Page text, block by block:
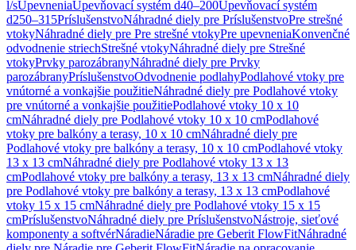
l/sUpevneniaUpevňovací systém d40–200Upevňovací systém
d250–315PríslušenstvoNáhradné diely pre PríslušenstvoPre strešné
vtokyNáhradné diely pre Pre strešné vtokyPre upevneniaKonvenčné
odvodnenie striechStrešné vtokyNáhradné diely pre Strešné
vtokyPrvky parozábranyNáhradné diely pre Prvky
parozábranyPríslušenstvoOdvodnenie podlahyPodlahové vtoky pre
vnútorné a vonkajšie použitieNáhradné diely pre Podlahové vtoky
pre vnútorné a vonkajšie použitiePodlahové vtoky 10 x 10
cmNáhradné diely pre Podlahové vtoky 10 x 10 cmPodlahové
vtoky pre balkóny a terasy, 10 x 10 cmNáhradné diely pre
Podlahové vtoky pre balkóny a terasy, 10 x 10 cmPodlahové vtoky
13 x 13 cmNáhradné diely pre Podlahové vtoky 13 x 13
cmPodlahové vtoky pre balkóny a terasy, 13 x 13 cmNáhradné diely
pre Podlahové vtoky pre balkóny a terasy, 13 x 13 cmPodlahové
vtoky 15 x 15 cmNáhradné diely pre Podlahové vtoky 15 x 15
cmPríslušenstvoNáhradné diely pre PríslušenstvoNástroje, sieťové
komponenty a softvérNáradieNáradie pre Geberit FlowFitNáhradné